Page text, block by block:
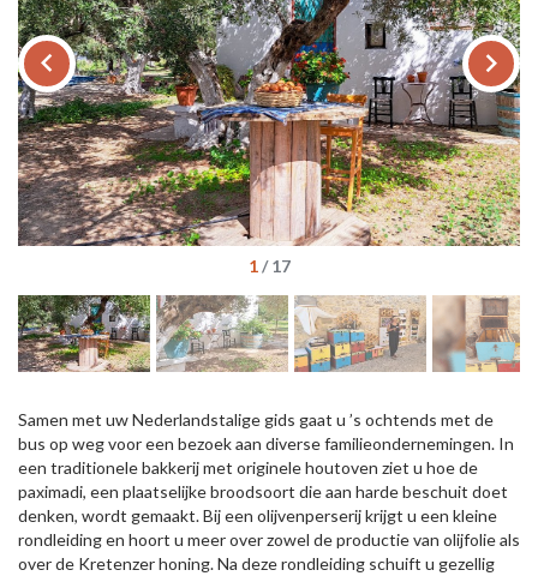
keyboard_arrow_left keyboard_arrow_right
1/17
Samen met uw Nederlandstalige gids gaat u ’s ochtends met de
bus op weg voor een bezoek aan diverse familieondernemingen. In
een traditionele bakkerij met originele houtoven ziet u hoe de
paximadi, een plaatselijke broodsoort die aan harde beschuit doet
denken, wordt gemaakt. Bij een olijvenperserij krijgt u een kleine
rondleiding en hoort u meer over zowel de productie van olijfolie als
over de Kretenzer honing. Na deze rondleiding schuift u gezellig